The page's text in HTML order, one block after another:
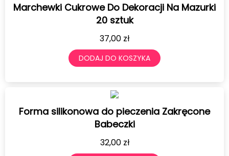
Marchewki Cukrowe Do Dekoracji Na Mazurki
20 sztuk
37,00 zł
DODAJ DO KOSZYKA
Forma silikonowa do pieczenia Zakręcone
Babeczki
32,00 zł